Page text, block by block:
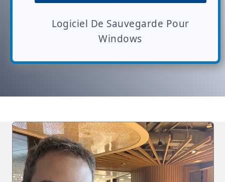
Logiciel De Sauvegarde Pour
Windows